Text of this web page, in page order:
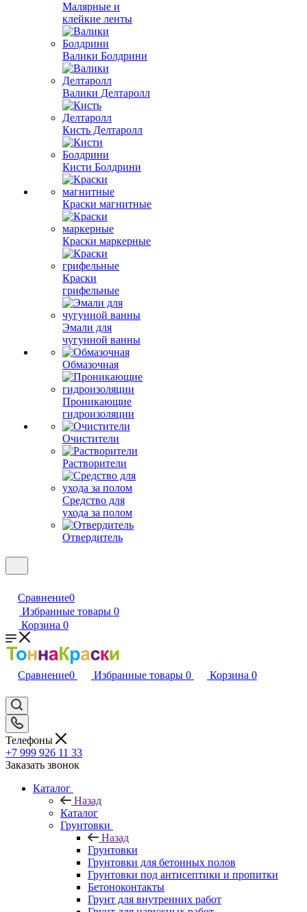
Малярные и
клейкие ленты
Валики Болдрини
Валики Делтаролл
Кисть Делтаролл
Кисти Болдрини
Краски магнитные
Краски маркерные
Краски
грифельные
Эмали для
чугунной ванны
Обмазочная
Проникающие
гидроизоляции
Очистители
Растворители
Средство для
ухода за полом
Отвердитель
Сравнение0
Избранные товары 0
Корзина 0
Сравнение0 Избранные товары 0 Корзина 0
Телефоны
+7 999 926 11 33
Заказать звонок
Каталог
Назад
Каталог
Грунтовки
Назад
Грунтовки
Грунтовки для бетонных полов
Грунтовки под антисептики и пропитки
Бетоноконтакты
Грунт для внутренних работ